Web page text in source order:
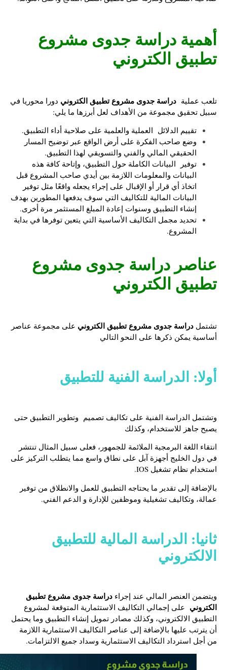
أهميةدراسة جدوى مشروع
تطبيق الكتروني
تلعب عمليةدراسة جدوى مشروع تطبيق الكترونيدورا محوريا في
سبيل تحقيق مجموعة من الأهداف لعل أبرزها ما يلي:
تقييم الدلائل العملية والعلمية على صلاحية أداء التطبيق.
وضع صاحب الفكرة على أرض الواقع عبر توضيح المسار
الحقيقي المالي والفني والتسويقي لهذا التطبيق.
توفير البيانات الكاملة حول التطبيق، وإتاحة كافة هذه
البيانات والمعلومات اللازمة بين أيدي صاحب المشروع قبل
اتخاذ أي قرار أو الإقبال على إجراء يجعله واقعًا مثل توفير
البيانات المالية للتكاليف التي سوف يدفعها المطورين بهدف
إنشاء التطبيق وسنوات إعادة المبلغ المستثمر مرة أخرى.
تحديد مجمل التكاليف الأساسية التي يتعين توفرها في بداية
المشروع.
عناصردراسة جدوى مشروع
تطبيق الكتروني
تشتملدراسة جدوى مشروع تطبيق الكتروني على مجموعة عناصر
أساسية يمكن ذكرها على النحو التالي
أولا: الدراسة الفنية للتطبيق
وتشتمل الدراسة الفنية على تكاليف تصميم وتطوير التطبيق حتى
يصبح جاهز للاستخدام، وكذلك
انتقاء اللغة البرمجية الملائمة للجمهور، فعلى سبيل المثال تنتشر
في دول الخليج أجهزة آبل على نطاق واسع مما يتطلب التركيز على
استخدام نظام تشغيل IOS.
بالإضافة إلى تقدير ما يحتاجه التطبيق للعمل والانطلاق من توفير
عمالة، وتكاليف تشغيلية وموظفين للإدارة و الدعم الفني.
ثانيا:الدراسة المالية للتطبيق
الالكتروني
ويتضمن العنصر المالي عند إجراءدراسة جدوى مشروع تطبيق
الكترونيعلى إجمالي التكاليف الاستثمارية المتوقعة لمشروع
التطبيق الالكتروني، وكذلك مصادر تمويل إنشاء التطبيق وما يحتمل
أن يترتب عليها بالإضافة إلى عناصر التكاليف الاستثمارية اللازمة
من أجل استرداد التكاليف الاستثمارية وسداد جميع الالتزامات.